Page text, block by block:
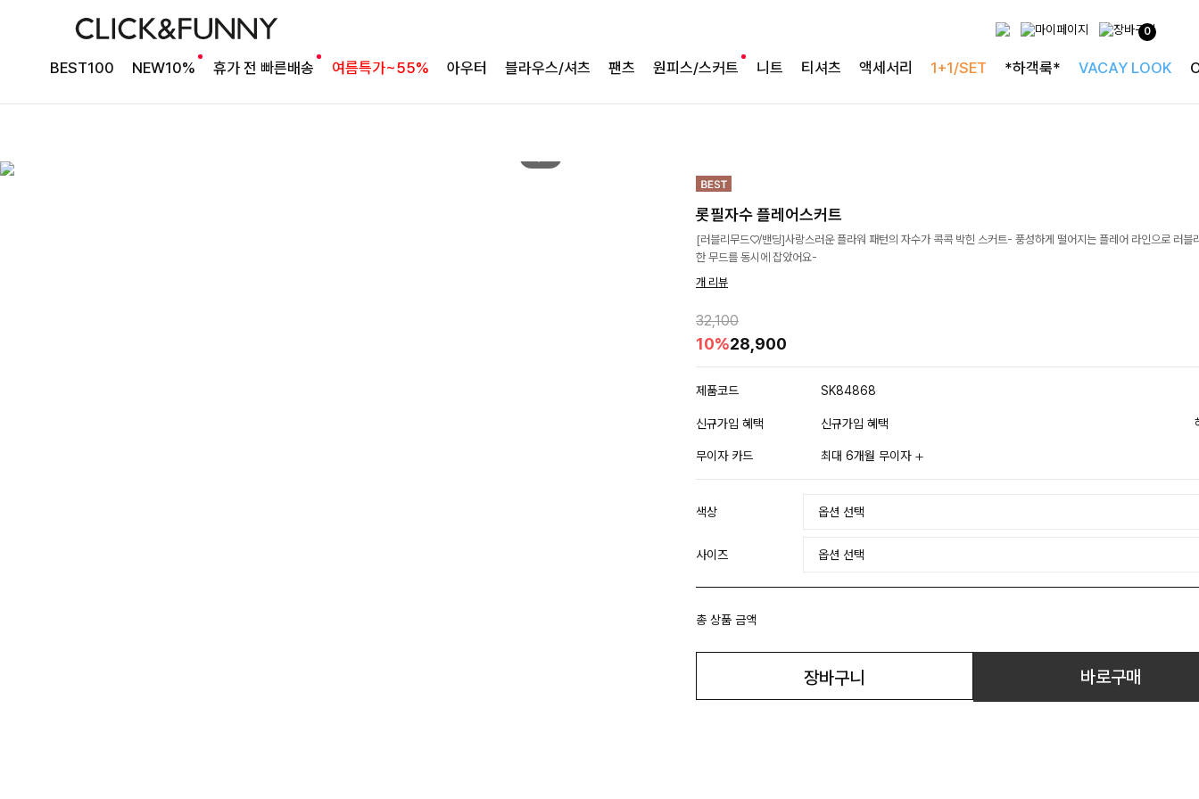
0
BEST100 NEW10% 휴가 전 빠른배송 여름특가~55% 아우터 블라우스/셔츠 팬츠 원피스/스커트 니트 티셔츠 액세서리 1+1/SET *하객룩* VACAY LOOK
롯필자수 플레어스커트
[러블리무드♡/밴딩]사랑스러운 플라워 패턴의 자수가 콕콕 박힌 스커트- 풍성하게 떨어지는 플레어 라인으로 러블
한 무드를 동시에 잡았어요-
개 리뷰
32,100
10%28,900
제품코드 SK84868
신규가입 혜택 신규가입 혜택
무이자 카드 최대 6개월 무이자
색상
사이즈
총 상품 금액
장바구니 바로구매